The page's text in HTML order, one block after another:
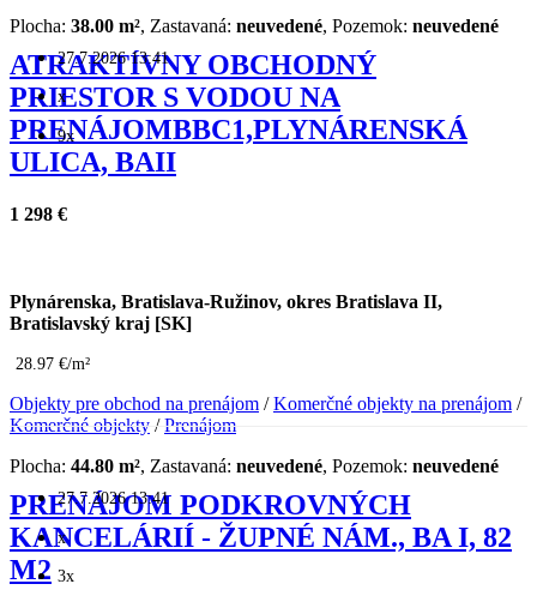
Plocha: 38.00 m², Zastavaná: neuvedené, Pozemok: neuvedené
27.7.2026 13:41
x
9x
ATRAKTÍVNY OBCHODNÝ
PRIESTOR S VODOU NA
PRENÁJOMBBC1,PLYNÁRENSKÁ
ULICA, BAII
1 298 €
Plynárenska, Bratislava-Ružinov, okres Bratislava II,
Bratislavský kraj [SK]
28.97 €/m²
Objekty pre obchod na prenájom /Komerčné objekty na prenájom /
Komerčné objekty /Prenájom
Plocha: 44.80 m², Zastavaná: neuvedené, Pozemok: neuvedené
27.7.2026 13:41
x
3x
PRENÁJOM PODKROVNÝCH
KANCELÁRIÍ - ŽUPNÉ NÁM., BA I, 82
M2